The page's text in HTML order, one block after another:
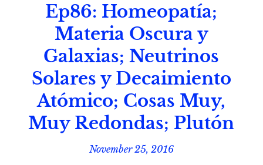
Ep86: Homeopatía;
Materia Oscura y
Galaxias; Neutrinos
Solares y Decaimiento
Atómico; Cosas Muy,
Muy Redondas; Plutón
November 25, 2016